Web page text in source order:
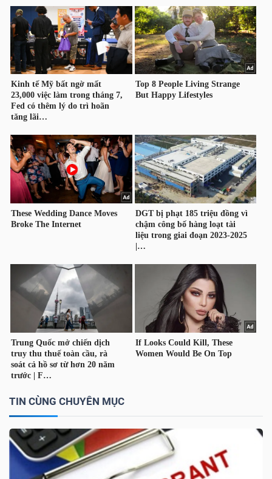
TIN CÙNG CHUYÊN MỤC
HÀNG
HÓA
KINH
TẾ
THẾ
GIỚI
ĐÔNG
DƯƠNG
TÀI
CHÍNH
CÁ
NHÂN
PHÂN
TÍCH